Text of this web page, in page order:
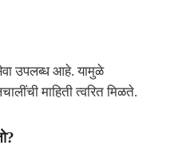
उपलब्ध आहे. यामुळे
माहिती त्वरित मिळते.
?